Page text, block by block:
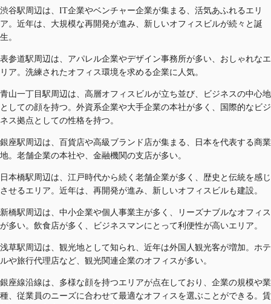
渋谷駅周辺は、IT企業やベンチャー企業が集まる、活気あふれるエリ
ア。近年は、大規模な再開発が進み、新しいオフィスビルが続々と誕
生。
表参道駅周辺は、アパレル企業やデザイン事務所が多い、おしゃれなエ
リア。洗練されたオフィス環境を求める企業に人気。
青山一丁目駅周辺は、高層オフィスビルが立ち並び、ビジネスの中心地
としての顔を持つ。外資系企業や大手企業の本社が多く、国際的なビジ
ネス拠点としての性格を持つ。
銀座駅周辺は、百貨店や高級ブランド店が集まる、日本を代表する商業
地。老舗企業の本社や、金融機関の支店が多い。
日本橋駅周辺は、江戸時代から続く老舗企業が多く、歴史と伝統を感じ
させるエリア。近年は、再開発が進み、新しいオフィスビルも建設。
新橋駅周辺は、中小企業や個人事業主が多く、リーズナブルなオフィス
が多い。飲食店が多く、ビジネスマンにとって利便性が高いエリア。
浅草駅周辺は、観光地として知られ、近年は外国人観光客が増加。ホテ
ルや旅行代理店など、観光関連企業のオフィスが多い。
銀座線沿線は、多様な顔を持つエリアが点在しており、企業の規模や業
種、従業員のニーズに合わせて最適なオフィスを選ぶことができる。賃